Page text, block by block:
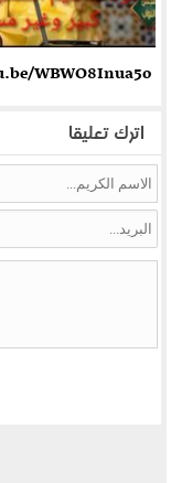
WBWO8Inua5o
اترك تعليقا